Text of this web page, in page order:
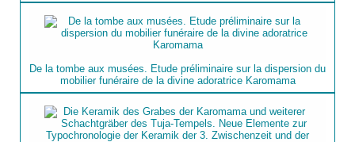
De la tombe aux musées. Etude préliminaire sur la dispersion du
mobilier funéraire de la divine adoratrice Karomama